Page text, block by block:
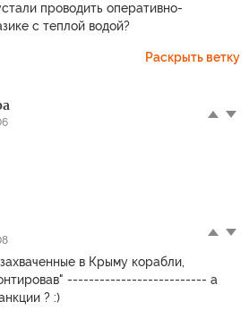
проводить оперативно-
с теплой водой?
Раскрыть ветку
в Крыму корабли,
-------------------------- а
? :)